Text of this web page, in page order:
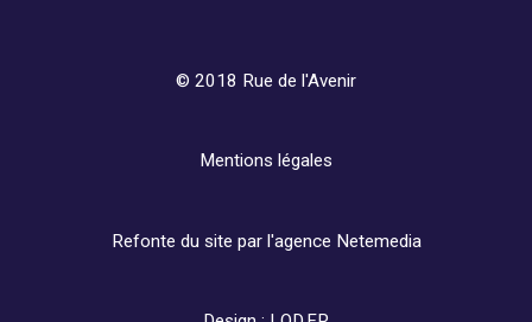
© 2018 Rue de l'Avenir
Mentions légales
Refonte du site par l'agence Netemedia